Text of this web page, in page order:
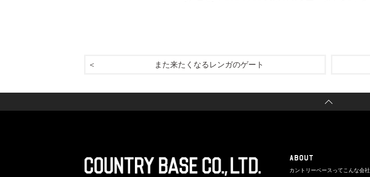
また来たくなるレンガのゲート
ABOUT
カントリーベースってこんな会社